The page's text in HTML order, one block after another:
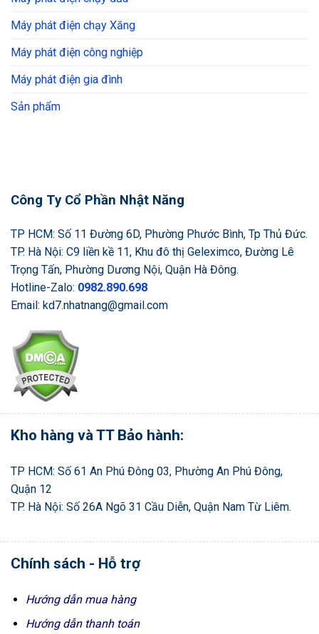
Máy phát điện chạy Xăng
Máy phát điện công nghiệp
Máy phát điện gia đình
Sản phẩm
Công Ty Cổ Phần Nhật Năng
TP HCM: Số 11 Đường 6D, Phường Phước Bình, Tp Thủ Đức.
TP. Hà Nội: C9 liền kề 11, Khu đô thị Geleximco, Đường Lê
Trọng Tấn, Phường Dương Nội, Quận Hà Đông.
Hotline-Zalo: 0982.890.698
Email: kd7.nhatnang@gmail.com
Kho hàng và TT Bảo hành:
TP HCM: Số 61 An Phú Đông 03, Phường An Phú Đông,
Quận 12
TP. Hà Nội: Số 26A Ngõ 31 Cầu Diễn, Quận Nam Từ Liêm.
Chính sách - Hỗ trợ
Hướng dẫn mua hàng
Hướng dẫn thanh toán